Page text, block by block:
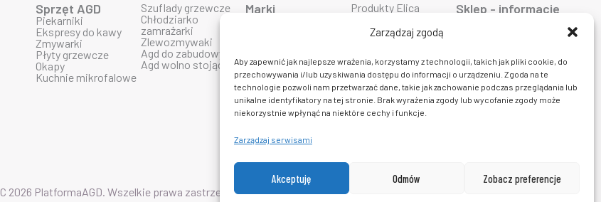
Zarządzaj zgodą
Aby zapewnić jak najlepsze wrażenia, korzystamy z technologii, takich jak pliki cookie, do
przechowywania i/lub uzyskiwania dostępu do informacji o urządzeniu. Zgoda na te
technologie pozwoli nam przetwarzać dane, takie jak zachowanie podczas przeglądania lub
unikalne identyfikatory na tej stronie. Brak wyrażenia zgody lub wycofanie zgody może
niekorzystnie wpłynąć na niektóre cechy i funkcje.
Zarządzaj serwisami
Akceptuję Odmów Zobacz preferencje
Sprzęt AGD
Piekarniki
Ekspresy do kawy
Zmywarki
Płyty grzewcze
Okapy
Kuchnie mikrofalowe
Szuflady grzewcze
Chłodziarko
zamrażarki
Zlewozmywaki
Agd do zabudowy
Agd wolno stojące
Marki
Produkty Bora
Produkty Ciarko
Produkty De Dietrich
Produkty Dunavox
Produkty insinkerator
Produkty Elica
Produkty Geggenau
Produkty Liebherr
Produkty Smeg
Produkty Wolf
Produkty Sub Zero
Produkty Fulgor
Sklep - informacje
Prawo do zwrotu
Polityka prywatności
Regulamin sklepu
Kontakt
C 2026 PlatformaAGD. Wszelkie prawa zastrzeżone. 0